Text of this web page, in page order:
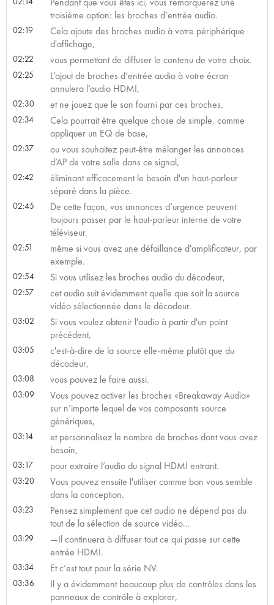
troisième option: les broches d’entrée audio.
02:19
Cela ajoute des broches audio à votre périphérique
d'affichage,
02:22 vous permettant de diffuser le contenu de votre choix.
02:25
L’ajout de broches d’entrée audio à votre écran
annulera l’audio HDMI,
02:30 et ne jouez que le son fourni par ces broches.
02:34
Cela pourrait être quelque chose de simple, comme
appliquer un EQ de base,
02:37
ou vous souhaitez peut-être mélanger les annonces
d’AP de votre salle dans ce signal,
02:42
éliminant efficacement le besoin d'un haut-parleur
séparé dans la pièce.
02:45
De cette façon, vos annonces d’urgence peuvent
toujours passer par le haut-parleur interne de votre
téléviseur.
02:51
même si vous avez une défaillance d'amplificateur, par
exemple.
02:54 Si vous utilisez les broches audio du décodeur,
02:57
cet audio suit évidemment quelle que soit la source
vidéo sélectionnée dans le décodeur.
03:02
Si vous voulez obtenir l'audio à partir d'un point
précédent,
03:05
c'est-à-dire de la source elle-même plutôt que du
décodeur,
03:08 vous pouvez le faire aussi.
03:09
Vous pouvez activer les broches «Breakaway Audio»
sur n’importe lequel de vos composants source
génériques,
03:14
et personnalisez le nombre de broches dont vous avez
besoin,
03:17 pour extraire l’audio du signal HDMI entrant.
03:20
Vous pouvez ensuite l'utiliser comme bon vous semble
dans la conception.
03:23
Pensez simplement que cet audio ne dépend pas du
tout de la sélection de source vidéo...
03:29
—Il continuera à diffuser tout ce qui passe sur cette
entrée HDMI.
03:34 Et c’est tout pour la série NV.
03:36
Il y a évidemment beaucoup plus de contrôles dans les
panneaux de contrôle à explorer,